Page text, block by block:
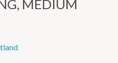
MEDIUM